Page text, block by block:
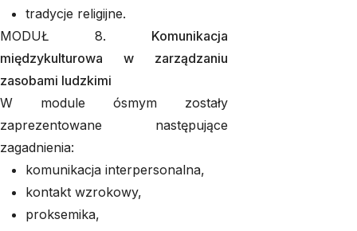
tradycje religijne.
MODUŁ 8. Komunikacja
międzykulturowa w zarządzaniu
zasobami ludzkimi
W module ósmym zostały
zaprezentowane następujące
zagadnienia:
komunikacja interpersonalna,
kontakt wzrokowy,
proksemika,